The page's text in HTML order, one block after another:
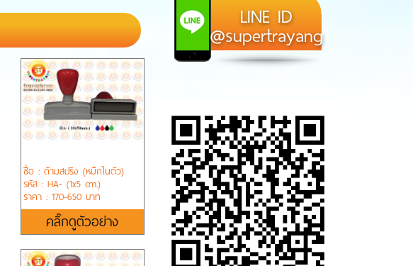
ชื่อ : ด้ามสปริง (หมึกในตัว)
รหัส : HA- (1x5 cm.)
ราคา : 170-650 บาท
คลิ๊กดูตัวอย่าง
LINE ID
@supertrayang